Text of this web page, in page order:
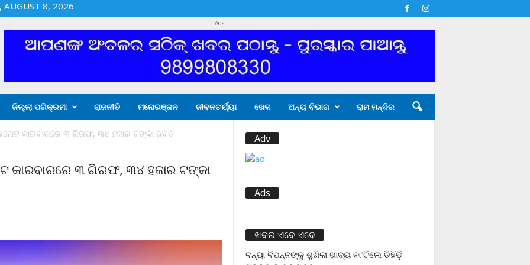
AUGUST 8, 2026
Ads
ଜିଲ୍ଲା ପରିକ୍ରମା ରାଜନୀତି ମନୋରଞ୍ଜନ ଜୀବନଚର୍ଯ୍ୟା ଖେଳ ଅନ୍ୟ ବିଭାଗ ରାମ ମନ୍ଦିର
କାରବାରରେ ୩ ଗିରଫ, ୩୪ ହଜାର ଟଙ୍କା ଜବତ
କାରବାରରେ ୩ ଗିରଫ, ୩୪ ହଜାର ଟଙ୍କା
Adv
Ads
ଖବର ଏବେ ଏବେ
ବନ୍ୟା ବିପନ୍ନଙ୍କୁ ଶୁଖିଲା ଖାଦ୍ୟ ବାଂଟିଲେ ତିହିଡି଼